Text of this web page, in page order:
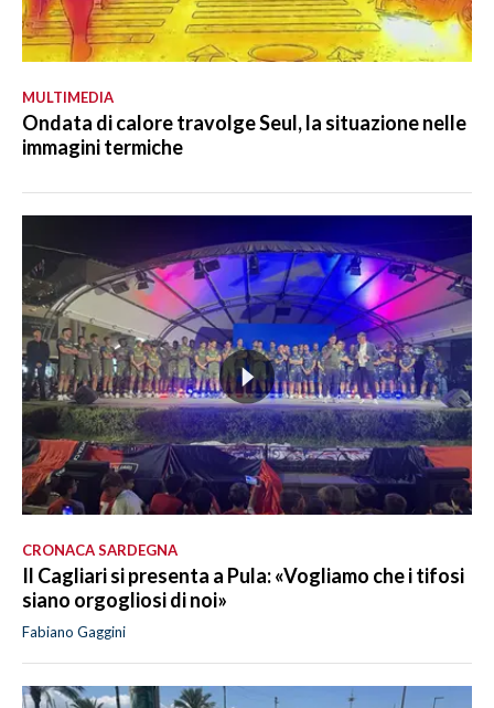
MULTIMEDIA
Ondata di calore travolge Seul, la situazione nelle
immagini termiche
CRONACA SARDEGNA
Il Cagliari si presenta a Pula: «Vogliamo che i tifosi
siano orgogliosi di noi»
Fabiano Gaggini